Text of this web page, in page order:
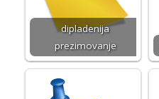
dipladenija
prezimovanje